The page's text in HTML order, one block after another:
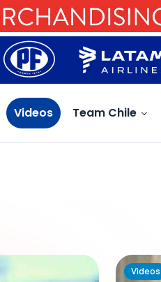
Videos Team Chile
Videos